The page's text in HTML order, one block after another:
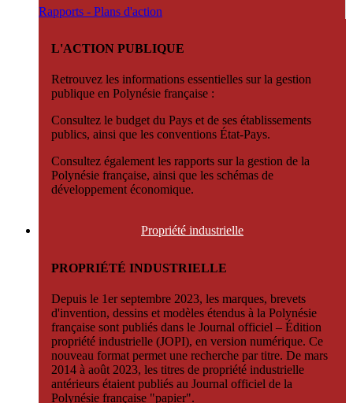
Rapports - Plans d'action
L'ACTION PUBLIQUE
Retrouvez les informations essentielles sur la gestion
publique en Polynésie française :
Consultez le budget du Pays et de ses établissements
publics, ainsi que les conventions État-Pays.
Consultez également les rapports sur la gestion de la
Polynésie française, ainsi que les schémas de
développement économique.
Propriété industrielle
PROPRIÉTÉ INDUSTRIELLE
Depuis le 1er septembre 2023, les marques, brevets
d'invention, dessins et modèles étendus à la Polynésie
française sont publiés dans le Journal officiel – Édition
propriété industrielle (JOPI), en version numérique. Ce
nouveau format permet une recherche par titre. De mars
2014 à août 2023, les titres de propriété industrielle
antérieurs étaient publiés au Journal officiel de la
Polynésie française "papier".